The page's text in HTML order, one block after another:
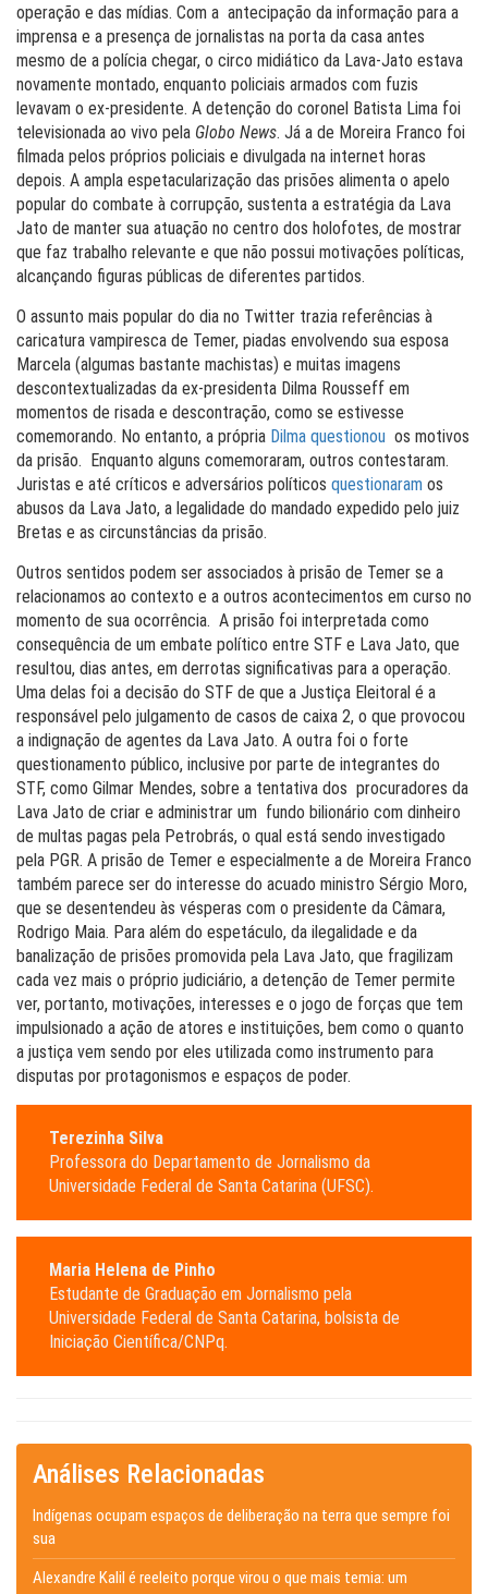
operação e das mídias. Com a antecipação da informação para a
imprensa e a presença de jornalistas na porta da casa antes
mesmo de a polícia chegar, o circo midiático da Lava-Jato estava
novamente montado, enquanto policiais armados com fuzis
levavam o ex-presidente. A detenção do coronel Batista Lima foi
televisionada ao vivo pela Globo News. Já a de Moreira Franco foi
filmada pelos próprios policiais e divulgada na internet horas
depois. A ampla espetacularização das prisões alimenta o apelo
popular do combate à corrupção, sustenta a estratégia da Lava
Jato de manter sua atuação no centro dos holofotes, de mostrar
que faz trabalho relevante e que não possui motivações políticas,
alcançando figuras públicas de diferentes partidos.
O assunto mais popular do dia no Twitter trazia referências à
caricatura vampiresca de Temer, piadas envolvendo sua esposa
Marcela (algumas bastante machistas) e muitas imagens
descontextualizadas da ex-presidenta Dilma Rousseff em
momentos de risada e descontração, como se estivesse
comemorando. No entanto, a própria Dilma questionou os motivos
da prisão. Enquanto alguns comemoraram, outros contestaram.
Juristas e até críticos e adversários políticos questionaram os
abusos da Lava Jato, a legalidade do mandado expedido pelo juiz
Bretas e as circunstâncias da prisão.
Outros sentidos podem ser associados à prisão de Temer se a
relacionamos ao contexto e a outros acontecimentos em curso no
momento de sua ocorrência. A prisão foi interpretada como
consequência de um embate político entre STF e Lava Jato, que
resultou, dias antes, em derrotas significativas para a operação.
Uma delas foi a decisão do STF de que a Justiça Eleitoral é a
responsável pelo julgamento de casos de caixa 2, o que provocou
a indignação de agentes da Lava Jato. A outra foi o forte
questionamento público, inclusive por parte de integrantes do
STF, como Gilmar Mendes, sobre a tentativa dos procuradores da
Lava Jato de criar e administrar um fundo bilionário com dinheiro
de multas pagas pela Petrobrás, o qual está sendo investigado
pela PGR. A prisão de Temer e especialmente a de Moreira Franco
também parece ser do interesse do acuado ministro Sérgio Moro,
que se desentendeu às vésperas com o presidente da Câmara,
Rodrigo Maia. Para além do espetáculo, da ilegalidade e da
banalização de prisões promovida pela Lava Jato, que fragilizam
cada vez mais o próprio judiciário, a detenção de Temer permite
ver, portanto, motivações, interesses e o jogo de forças que tem
impulsionado a ação de atores e instituições, bem como o quanto
a justiça vem sendo por eles utilizada como instrumento para
disputas por protagonismos e espaços de poder.
Terezinha Silva
Professora do Departamento de Jornalismo da
Universidade Federal de Santa Catarina (UFSC).
Maria Helena de Pinho
Estudante de Graduação em Jornalismo pela
Universidade Federal de Santa Catarina, bolsista de
Iniciação Científica/CNPq.
Análises Relacionadas
Indígenas ocupam espaços de deliberação na terra que sempre foi
sua
Alexandre Kalil é reeleito porque virou o que mais temia: um